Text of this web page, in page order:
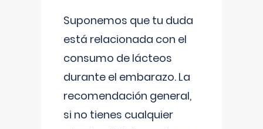
Suponemos que tu duda
está relacionada con el
consumo de lácteos
durante el embarazo. La
recomendación general,
si no tienes cualquier